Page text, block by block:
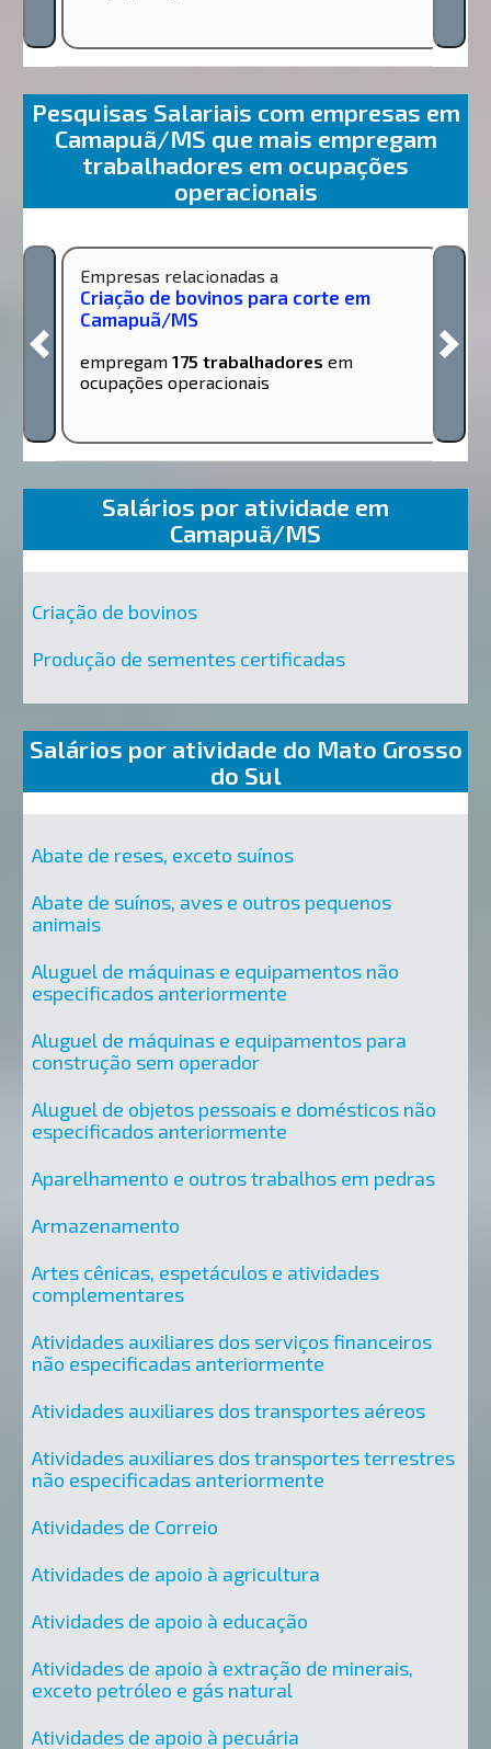
Pesquisas Salariais com empresas em
Camapuã/MS que mais empregam
trabalhadores em ocupações
operacionais
Empresas relacionadas a
Criação de bovinos para corte em
Camapuã/MS
empregam 175 trabalhadores em
ocupações operacionais
Salários por atividade em
Camapuã/MS
Criação de bovinos
Produção de sementes certificadas
Salários por atividade do Mato Grosso
do Sul
Abate de reses, exceto suínos
Abate de suínos, aves e outros pequenos
animais
Aluguel de máquinas e equipamentos não
especificados anteriormente
Aluguel de máquinas e equipamentos para
construção sem operador
Aluguel de objetos pessoais e domésticos não
especificados anteriormente
Aparelhamento e outros trabalhos em pedras
Armazenamento
Artes cênicas, espetáculos e atividades
complementares
Atividades auxiliares dos serviços financeiros
não especificadas anteriormente
Atividades auxiliares dos transportes aéreos
Atividades auxiliares dos transportes terrestres
não especificadas anteriormente
Atividades de Correio
Atividades de apoio à agricultura
Atividades de apoio à educação
Atividades de apoio à extração de minerais,
exceto petróleo e gás natural
Atividades de apoio à pecuária